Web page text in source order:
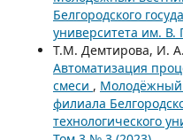
Белгородского
университета им.
Т.М. Демтирова, И.
Автоматизация
смеси , Молодёжный
филиала
технологического